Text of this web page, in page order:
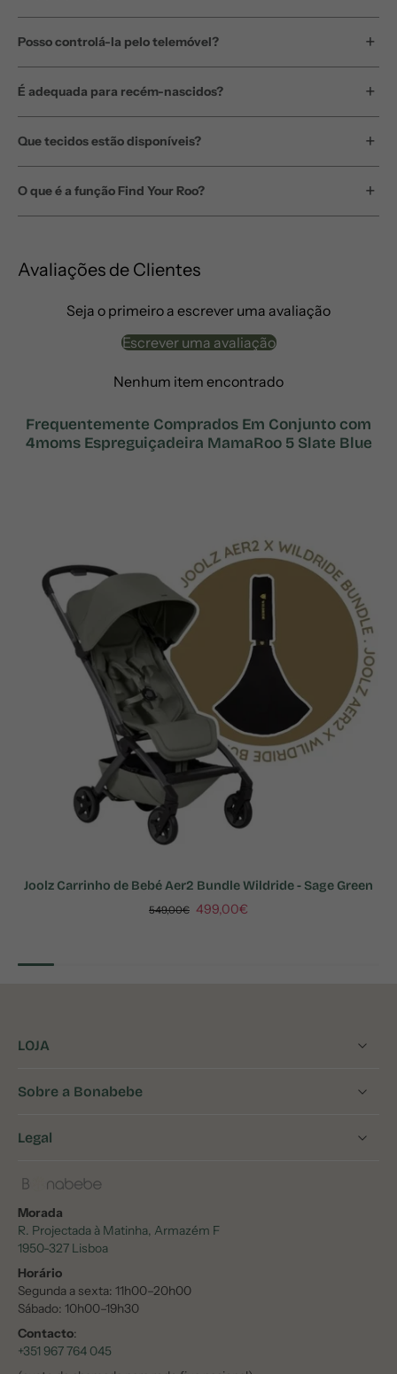
Posso controlá-la pelo telemóvel?
É adequada para recém-nascidos?
Que tecidos estão disponíveis?
O que é a função Find Your Roo?
Avaliações de Clientes
Seja o primeiro a escrever uma avaliação
Escrever uma avaliação
Nenhum item encontrado
Frequentemente Comprados Em Conjunto com
4moms Espreguiçadeira MamaRoo 5 Slate Blue
Joolz Carrinho de Bebé Aer2 Bundle Wildride - Sage Green
549,00€ 499,00€
LOJA
Sobre a Bonabebe
Legal
Morada
R. Projectada à Matinha, Armazém F
1950-327 Lisboa
Horário
Segunda a sexta: 11h00–20h00
Sábado: 10h00–19h30
Contacto:
+351 967 764 045